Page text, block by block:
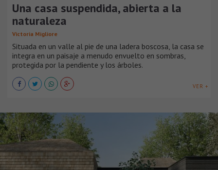
Una casa suspendida, abierta a la
naturaleza
Victoria Migliore
Situada en un valle al pie de una ladera boscosa, la casa se
integra en un paisaje a menudo envuelto en sombras,
protegida por la pendiente y los árboles.
VER +